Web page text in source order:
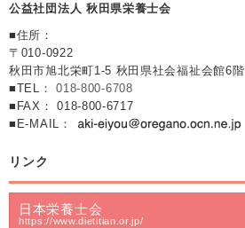
公益社団法人 秋田県栄養士会
■住所：
〒010-0922
秋田市旭北栄町1-5 秋田県社会福祉会館6階
■TEL：018-800-6708
■FAX： 018-800-6717
■E-MAIL：
リンク
日本栄養士会
https://www.dietitian.or.jp/